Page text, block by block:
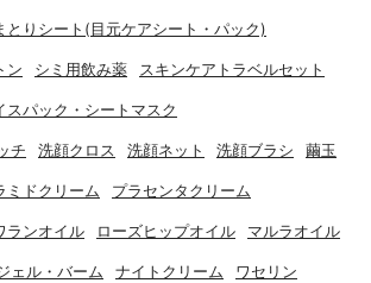
とりシート(目元ケアシート・パック)
ン シミ用飲み薬 スキンケアトラベルセット
スパック・シートマスク
チ 洗顔クロス 洗顔ネット 洗顔ブラシ 繭玉
ミドクリーム プラセンタクリーム
ランオイル ローズヒップオイル マルラオイル
ェル・バーム ナイトクリーム ワセリン